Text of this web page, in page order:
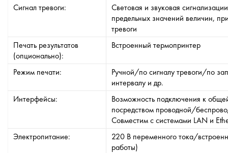
Сигнал тревоги:
Световая и звуковая
предельных значений величин,
тревоги
Печать результатов
(опционально):
Встроенный термопринтер
Режим печати:
Ручной/по сигналу тревоги/по
интервалу и др.
Интерфейсы:
Возможность подключения к
посредством проводной/
Совместим с системами LAN и
Электропитание:
220 В переменного тока/
работы)